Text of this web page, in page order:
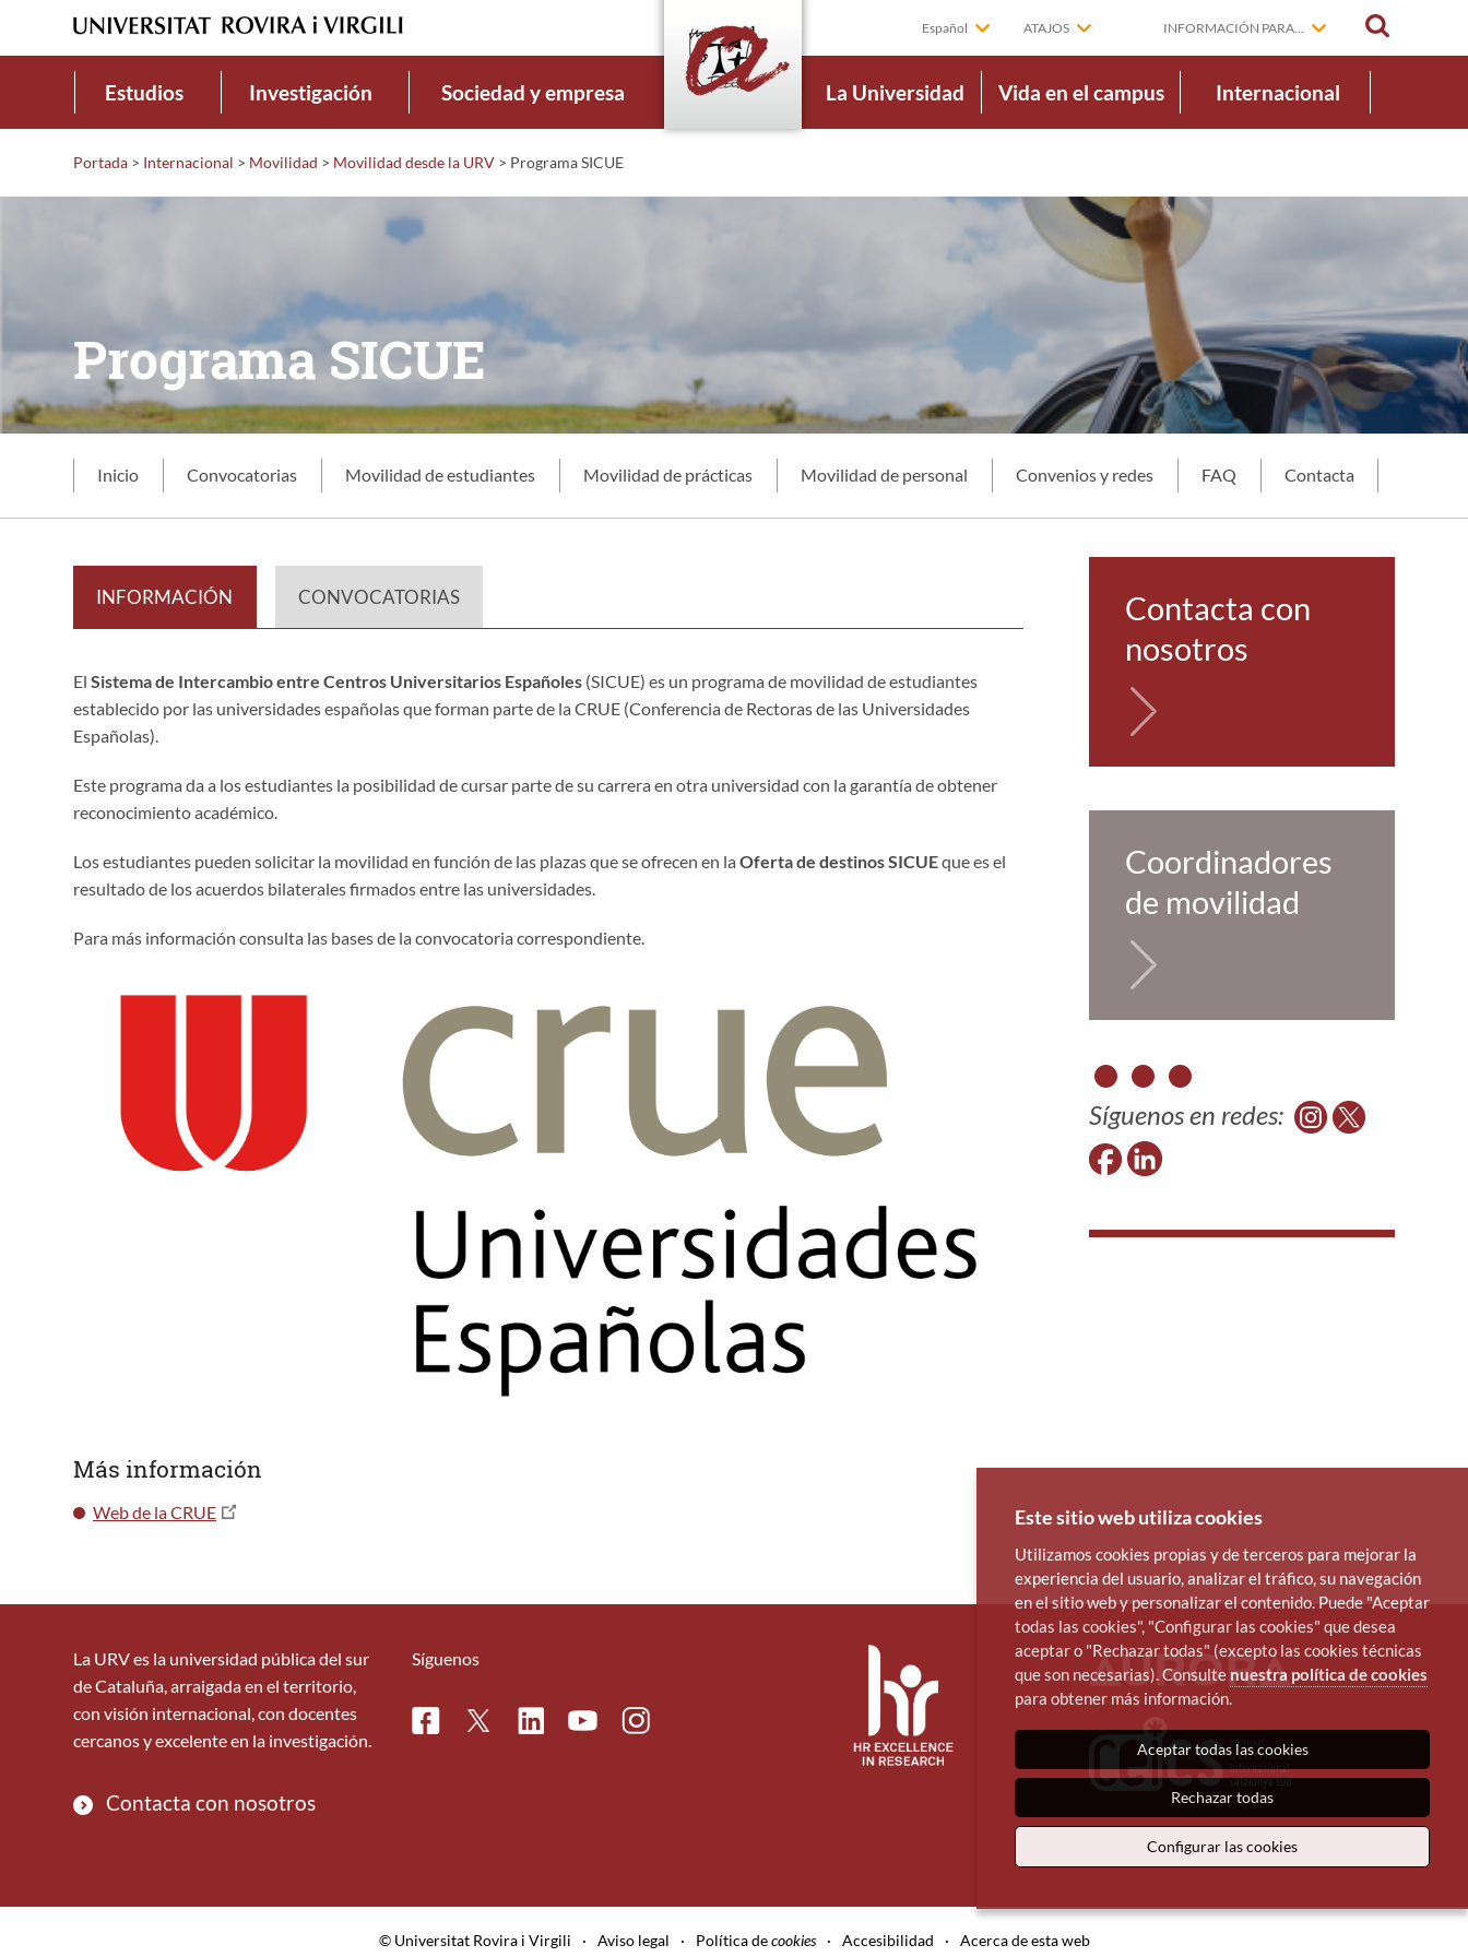
Español ATAJOS INFORMACIÓN PARA...
Estudios Investigación Sociedad y empresa La Universidad Vida en el campus Internacional
Portada > Internacional > Movilidad > Movilidad desde la URV > Programa SICUE
Programa SICUE
Inicio Convocatorias Movilidad de estudiantes Movilidad de prácticas Movilidad de personal Convenios y redes FAQ Contacta
INFORMACIÓN CONVOCATORIAS
El Sistema de Intercambio entre Centros Universitarios Españoles (SICUE) es un programa de movilidad de estudiantes
establecido por las universidades españolas que forman parte de la CRUE (Conferencia de Rectoras de las Universidades
Españolas).
Este programa da a los estudiantes la posibilidad de cursar parte de su carrera en otra universidad con la garantía de obtener
reconocimiento académico.
Los estudiantes pueden solicitar la movilidad en función de las plazas que se ofrecen en la Oferta de destinos SICUEque es el
resultado de los acuerdos bilaterales firmados entre las universidades.
Para más información consulta las bases de la convocatoria correspondiente.
Más información
Web de la CRUE
Contacta con
nosotros
Coordinadores
de movilidad
Síguenos en redes:
La URV es la universidad pública del sur
de Cataluña, arraigada en el territorio,
con visión internacional, con docentes
cercanos y excelente en la investigación.
Contacta con nosotros
Síguenos
FacebookTwitterLinkedinYoutubeInstagram
© Universitat Rovira i Virgili · Aviso legal · Política decookies · Accesibilidad · Acerca de esta web
Este sitio web utiliza cookies
Utilizamos cookies propias y de terceros para mejorar la
experiencia del usuario, analizar el tráfico, su navegación
en el sitio web y personalizar el contenido. Puede "Aceptar
todas las cookies", "Configurar las cookies" que desea
aceptar o "Rechazar todas" (excepto las cookies técnicas
que son necesarias). Consulte nuestra política de cookies
para obtener más información.
Aceptar todas las cookies
Rechazar todas
Configurar las cookies